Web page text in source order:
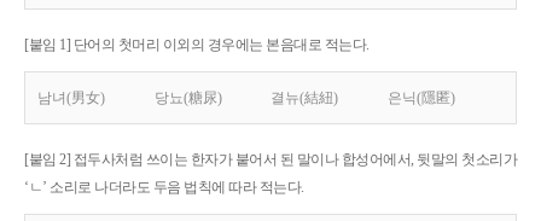
[붙임 1] 단어의 첫머리 이외의 경우에는 본음대로 적는다.
남녀(男女) 당뇨(糖尿) 결뉴(結紐) 은닉(隱匿)
[붙임 2] 접두사처럼 쓰이는 한자가 붙어서 된 말이나 합성어에서, 뒷말의 첫소리가
‘ㄴ’ 소리로 나더라도 두음 법칙에 따라 적는다.